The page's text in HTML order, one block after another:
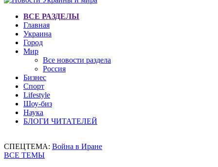
ВСЕ РАЗДЕЛЫ
Главная
Украина
Город
Мир
Все новости раздела
Россия
Бизнес
Спорт
Lifestyle
Шоу-биз
Наука
БЛОГИ ЧИТАТЕЛЕЙ
СПЕЦТЕМА: Война в Иране
ВСЕ ТЕМЫ